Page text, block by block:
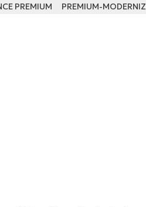
PREMIUM PREMIUM-